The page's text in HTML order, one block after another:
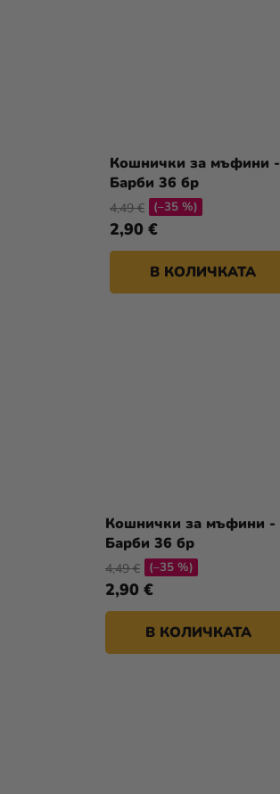
Кошнички за мъфини -
Барби 36 бр
2,90 €
4,49 € (–35 %)
В КОЛИЧКАТА
Кошнички за мъфини -
Барби 36 бр
2,90 €
4,49 € (–35 %)
В КОЛИЧКАТА